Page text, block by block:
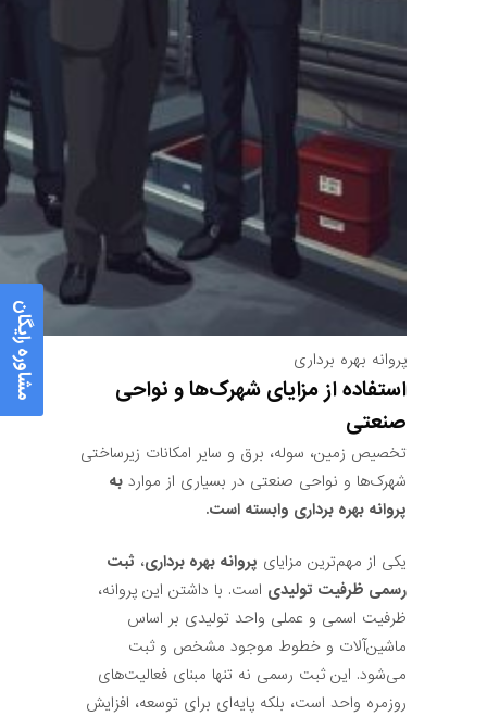
پروانه بهره برداری
استفاده از مزایای شهرک‌ها و نواحی
صنعتی
تخصیص زمین، سوله، برق و سایر امکانات زیرساختی
شهرک‌ها و نواحی صنعتی در بسیاری از موارد به
پروانه بهره برداری وابسته است.
یکی از مهم‌ترین مزایای پروانه بهره برداری، ثبت
رسمی ظرفیت تولیدی است. با داشتن این پروانه،
ظرفیت اسمی و عملی واحد تولیدی بر اساس
ماشین‌آلات و خطوط موجود مشخص و ثبت
می‌شود. این ثبت رسمی نه تنها مبنای فعالیت‌های
روزمره واحد است، بلکه پایه‌ای برای توسعه، افزایش
مشاوره رایگان